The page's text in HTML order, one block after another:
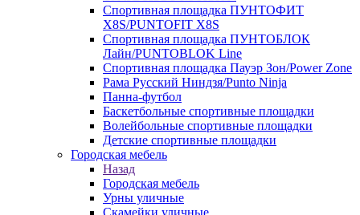
Спортивная площадка ПУНТОФИТ
X8S/PUNTOFIT X8S
Спортивная площадка ПУНТОБЛОК
Лайн/PUNTOBLOK Line
Спортивная площадка Пауэр Зон/Power Zone
Рама Русский Ниндзя/Punto Ninja
Панна-футбол
Баскетбольные спортивные площадки
Волейбольные спортивные площадки
Детские спортивные площадки
Городская мебель
Назад
Городская мебель
Урны уличные
Скамейки уличные